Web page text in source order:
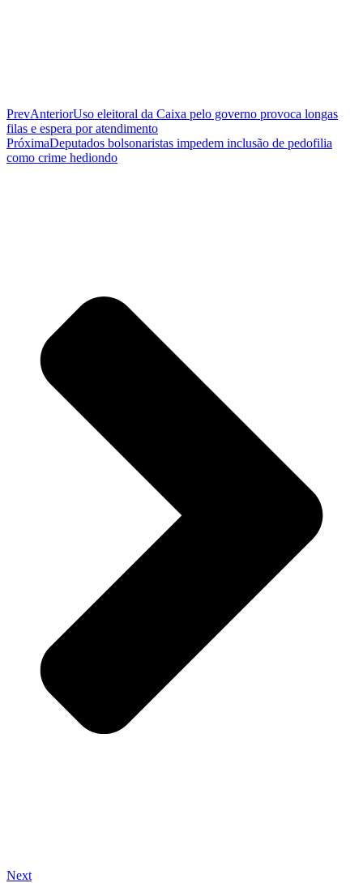
PrevAnteriorUso eleitoral da Caixa pelo governo provoca longas
filas e espera por atendimento
PróximaDeputados bolsonaristas impedem inclusão de pedofilia
como crime hediondo
Next